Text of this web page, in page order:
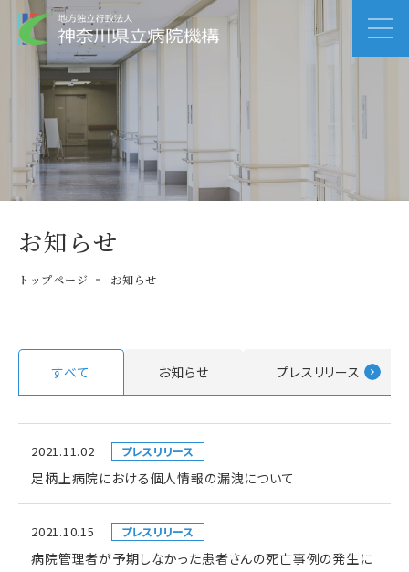
お知らせ
トップページ お知らせ
すべて お知らせ プレスリリース
2021.11.02 プレスリリース
足柄上病院における個人情報の漏洩について
2021.10.15 プレスリリース
病院管理者が予期しなかった患者さんの死亡事例の発生に